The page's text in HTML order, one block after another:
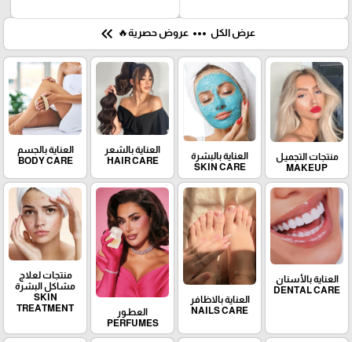
عرض الكل more_horiz عروض حصرية🔥 keyboard_double_arrow_left
منتجات التجميـل
MAKEUP
العناية بالبشرة
SKIN CARE
العناية بالشعر
HAIR CARE
العناية بالجسم
BODY CARE
العناية بالأسنان
DENTAL CARE
العناية بالاظافر
NAILS CARE
العطـور
PERFUMES
منتجات لعلاج
مشاكل البشرة
SKIN
TREATMENT